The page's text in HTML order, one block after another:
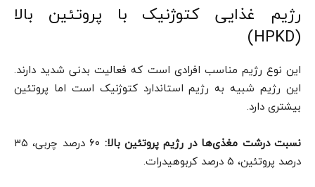
رژیم غذایی کتوژنیک با پروتئین بالا
(HPKD)
این نوع رژیم مناسب افرادی است که فعالیت بدنی شدید دارند.
این رژیم شبیه به رژیم استاندارد کتوژنیک است اما پروتئین
بیشتری دارد.
نسبت درشت مغذی‌ها در رژیم پروتئین بالا:
۶۰ درصد چربی، ۳۵
درصد پروتئین، ۵ درصد کربوهیدرات.